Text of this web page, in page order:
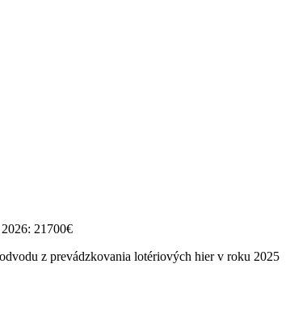
21700€
z prevádzkovania lotériových hier v roku 2025